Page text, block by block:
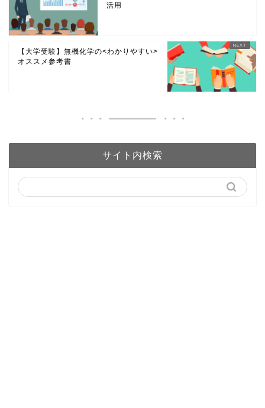
活用
【大学受験】無機化学の<わかりやすい>
オススメ参考書
サイト内検索